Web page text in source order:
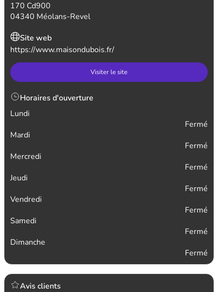
170 Cd900
04340 Méolans-Revel
Site web
https://www.maisondubois.fr/
Visiter le site
Horaires d'ouverture
Lundi
Fermé
Mardi
Fermé
Mercredi
Fermé
Jeudi
Fermé
Vendredi
Fermé
Samedi
Fermé
Dimanche
Fermé
Avis clients